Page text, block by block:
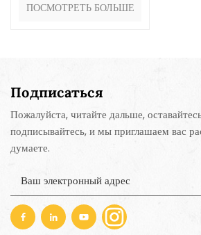
ПОСМОТРЕТЬ БОЛЬШЕ
Подписаться
Пожалуйста, читайте дальше,
подписывайтесь, и мы приглашаем вас
думаете.